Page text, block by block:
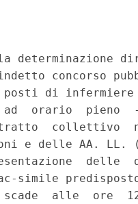
determinazione
concorso
di
ad  orario  pieno
collettivo
e delle AA. LL.
delle
simile
alle  ore